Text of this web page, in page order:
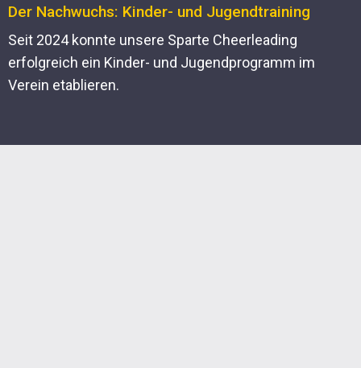
Der Nachwuchs: Kinder- und Jugendtraining
Seit 2024 konnte unsere Sparte Cheerleading
erfolgreich ein Kinder- und Jugendprogramm im
Verein etablieren.